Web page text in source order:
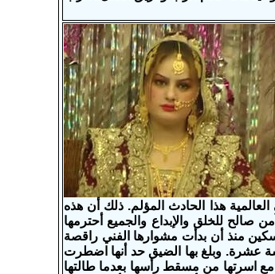
هذا الحادث المؤلم. ذلك أن هذه
صالح للخلق والإبداع والجميع أحترمها
منذ أن بدأت مشوارها الفني راقصة
عشرة. وبلغ بها الضيق حد أنها اضطرت
مع اسرتها من مسقط رأسها بعدما طالتها